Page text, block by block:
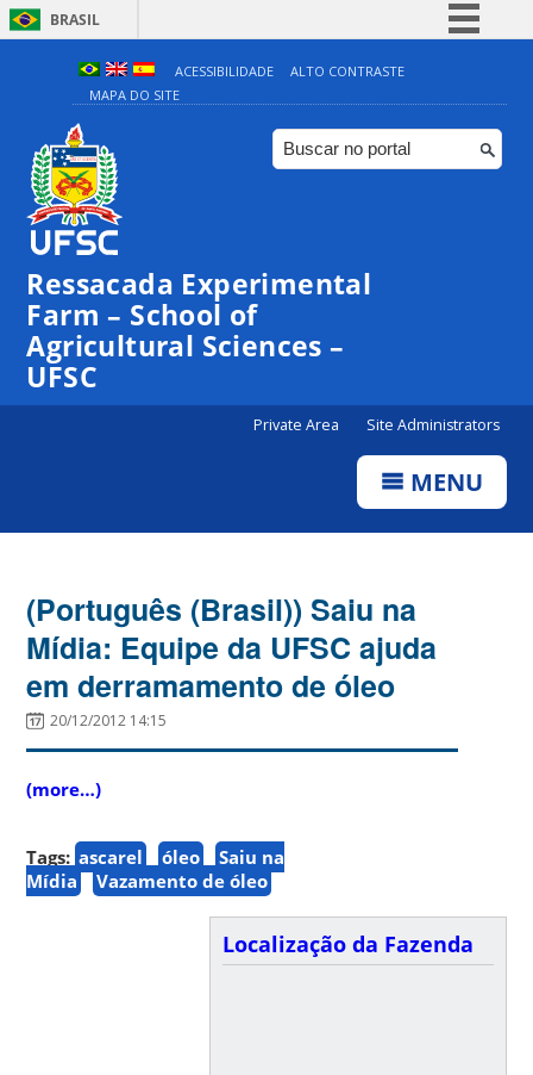
BRASIL
Simplifique!
Comunica BR
Participe
ACESSIBILIDADE
ALTO CONTRASTE
MAPA DO SITE
Ressacada Experimental
Farm – School of
Agricultural Sciences –
UFSC
Private Area Site Administrators
MENU
(Português (Brasil)) Saiu na
Mídia: Equipe da UFSC ajuda
em derramamento de óleo
20/12/2012 14:15
(more…)
Tags: ascarel óleo
Saiu na
Mídia
Vazamento de óleo
Localização da Fazenda